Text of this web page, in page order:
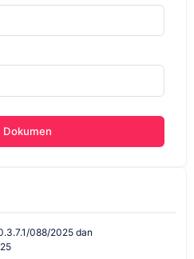
Dokumen
088/2025 dan